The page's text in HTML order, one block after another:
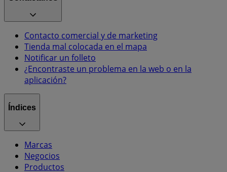
Contacto comercial y de marketing
Tienda mal colocada en el mapa
Notificar un folleto
¿Encontraste un problema en la web o en la
aplicación?
Índices
Marcas
Negocios
Productos